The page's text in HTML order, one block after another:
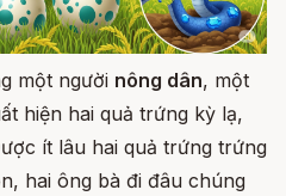
một người nông dân, một
hiện hai quả trứng kỳ lạ,
ít lâu hai quả trứng trứng
hai ông bà đi đâu chúng